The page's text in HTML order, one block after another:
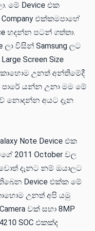
මේ Device එක
එක්කමපාහේ
හදන්න පටන් ගත්තා.
විසින් Samsung ලට
Screen Size
කොහොම උනත් අන්තිමේදී
පාරේ යන්න උනා මම මේ
නොදන්න අයට දැන
Note Device එක
2011 October වල
දැනට නම් ඔයාලට
Device එක්ක මේ
උනත් අපි යමු
වක් සහා 8MP
SOC එකක්ද